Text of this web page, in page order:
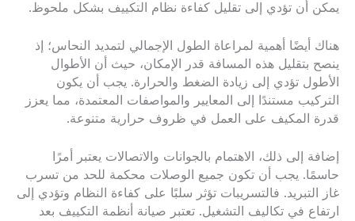
يمكن أن تؤدي إلى تقليل كفاءة نظام التكييف بشكل ملحوظ.
هناك أيضًا أهمية لمراعاة الطول الإجمالي لتمديد النحاس؛ إذ
ينصح بتقليل هذه المسافة قدر الإمكان، حيث أن الأطوال
الأطول تؤدي إلى زيادة الضغط والحرارة. يجب أن يكون
التركيب مستندًا إلى المعايير والمواصفات المعتمدة، مما يعزز
قدرة المكيف على العمل في ظروف حرارية متنوعة.
إضافة إلى ذلك، الاهتمام بالجوانات والاتصالات يعتبر أمرًا
حاسمًا. يجب أن تكون جميع الوصلات محكمة للحد من تسرب
غاز التبريد. فالتسريبات تؤثر سلبًا على كفاءة النظام وتؤدي إلى
ارتفاع في تكاليف التشغيل. تعتبر صيانة أنظمة التكييف بعد